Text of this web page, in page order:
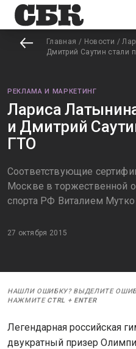
Главная / Новости /
Дмитрий Саутин стали
РЕКЛАМА И МАРКЕТИНГ
Лариса
и Дмитрий
ГТО
Соответствующие
Москве в торжественной
спорта РФ Виталием Мутко
27 октября 2015
НАШЛИ ОШИБКУ? ВЫДЕЛИТЕ
НАЖМИТЕ CTRL + ENTER
Легендарная российская
двукратный призер